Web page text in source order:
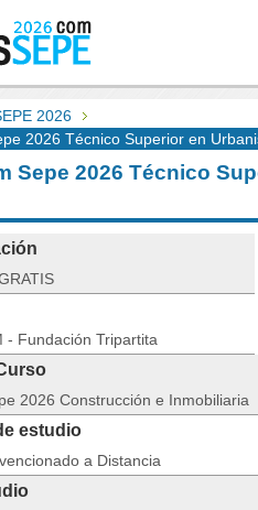
2026
2026 Técnico Superior en
Sepe 2026 Técnico
- Fundación Tripartita
2026 Construcción e Inmobiliaria
estudio
a Distancia